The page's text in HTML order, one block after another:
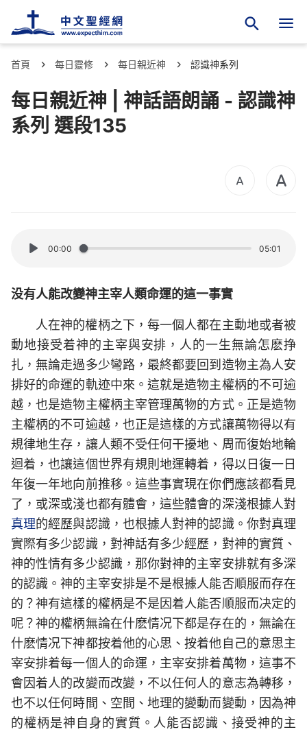
首頁 每日靈修 每日親近神 認識神系列
每日親近神 | 神話語朗誦 - 認識神
系列 選段135
00:00 05:01
没有人能改變神主宰人類命運的這一事實
人在神的權柄之下，每一個人都在主動地或者被
動地接受着神的主宰與安排，人的一生無論怎麽挣
扎，無論走過多少彎路，最終都要回到造物主為人安
排好的命運的軌迹中來。這就是造物主權柄的不可逾
越，也是造物主權柄主宰管理萬物的方式。正是造物
主權柄的不可逾越，也正是這樣的方式讓萬物得以有
規律地生存，讓人類不受任何干擾地、周而復始地輪
迴着，也讓這個世界有規則地運轉着，得以日復一日
年復一年地向前推移。這些事實現在你們應該都看見
了，或深或淺也都有體會，這些體會的深淺根據人對
真理的經歷與認識，也根據人對神的認識。你對真理
實際有多少認識，對神話有多少經歷，對神的實質、
神的性情有多少認識，那你對神的主宰安排就有多深
的認識。神的主宰安排是不是根據人能否順服而存在
的？神有這樣的權柄是不是因着人能否順服而决定的
呢？神的權柄無論在什麽情况下都是存在的，無論在
什麽情况下神都按着他的心思、按着他自己的意思主
宰安排着每一個人的命運，主宰安排着萬物，這事不
會因着人的改變而改變，不以任何人的意志為轉移，
也不以任何時間、空間、地理的變動而變動，因為神
的權柄是神自身的實質。人能否認識、接受神的主